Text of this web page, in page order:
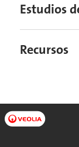
Estudios
Recursos